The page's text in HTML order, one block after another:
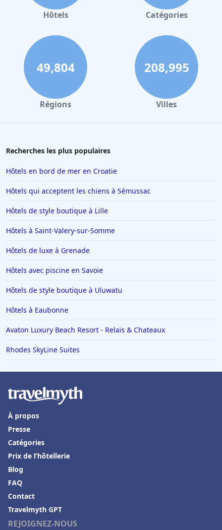
Hôtels à Gerardmer
Hôtels à Lourdes
Hôtels à Saint-Lary-Soulan
Hôtels à Hendaye
Hôtels à Combloux
Hôtels à Salou
Hôtels à Giverny
Hôtels à Saint-Remy-de-Provence
Hôtels à Chambéry
Hôtels à Tignes
Hôtels en Italie
Hôtels à Miami
Hôtels à Megève
Hôtels à Turin
Hôtels à Villefranche-de-Lauragais
Hôtels en Andorre
Hôtels à Chantilly
Hôtels à Grindelwald
Hôtels à Fontainebleau
Hôtels à Thann
Hôtels Catégories
49,804
Régions
208,995
Villes
Recherches les plus populaires
Hôtels en bord de mer en Croatie
Hôtels qui acceptent les chiens à Sémussac
Hôtels de style boutique à Lille
Hôtels à Saint-Valery-sur-Somme
Hôtels de luxe à Grenade
Hôtels avec piscine en Savoie
Hôtels de style boutique à Uluwatu
Hôtels à Eaubonne
Avaton Luxury Beach Resort - Relais & Chateaux
Rhodes SkyLine Suites
REJOIGNEZ-NOUS
À propos
Presse
Catégories
Prix de l’hôtellerie
Blog
FAQ
Contact
Travelmyth GPT